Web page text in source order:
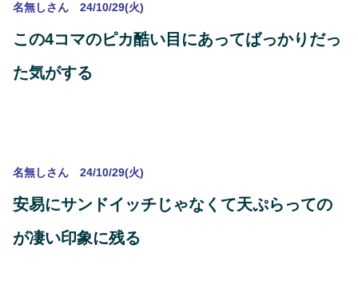
名無しさん 24/10/29(火)
この4コマのピカ酷い目にあってばっかりだっ
た気がする
名無しさん 24/10/29(火)
安易にサンドイッチじゃなくて天ぷらっての
が凄い印象に残る